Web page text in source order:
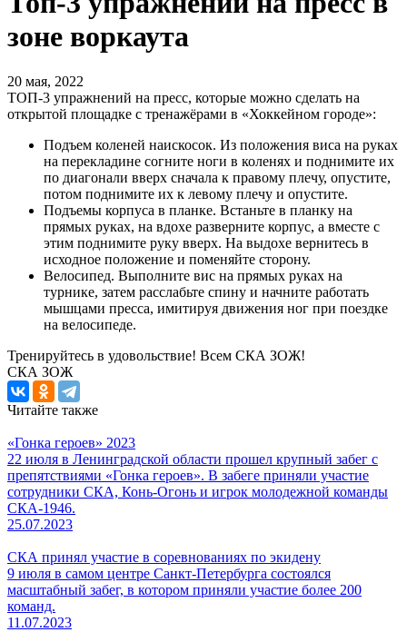
зоне воркаута
20 мая, 2022
ТОП-3 упражнений на пресс, которые можно сделать на
открытой площадке с тренажёрами в «Хоккейном городе»:
Подъем коленей наискосок. Из положения виса на руках
на перекладине согните ноги в коленях и поднимите их
по диагонали вверх сначала к правому плечу, опустите,
потом поднимите их к левому плечу и опустите.
Подъемы корпуса в планке. Встаньте в планку на
прямых руках, на вдохе разверните корпус, а вместе с
этим поднимите руку вверх. На выдохе вернитесь в
исходное положение и поменяйте сторону.
Велосипед. Выполните вис на прямых руках на
турнике, затем расслабьте спину и начните работать
мышцами пресса, имитируя движения ног при поездке
на велосипеде.
Тренируйтесь в удовольствие! Всем СКА ЗОЖ!
СКА ЗОЖ
Читайте также
«Гонка героев» 2023
22 июля в Ленинградской области прошел крупный забег с
препятствиями «Гонка героев». В забеге приняли участие
сотрудники СКА, Конь-Огонь и игрок молодежной команды
СКА-1946.
25.07.2023
СКА принял участие в соревнованиях по экидену
9 июля в самом центре Санкт-Петербурга состоялся
масштабный забег, в котором приняли участие более 200
команд.
11.07.2023